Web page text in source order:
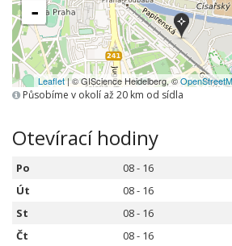
-
Leaflet| © GIScience Heidelberg, ©
Působíme v okolí až 20 km od sídla
Otevírací hodiny
Po
08 - 16
Út
08 - 16
St
08 - 16
Čt
08 - 16